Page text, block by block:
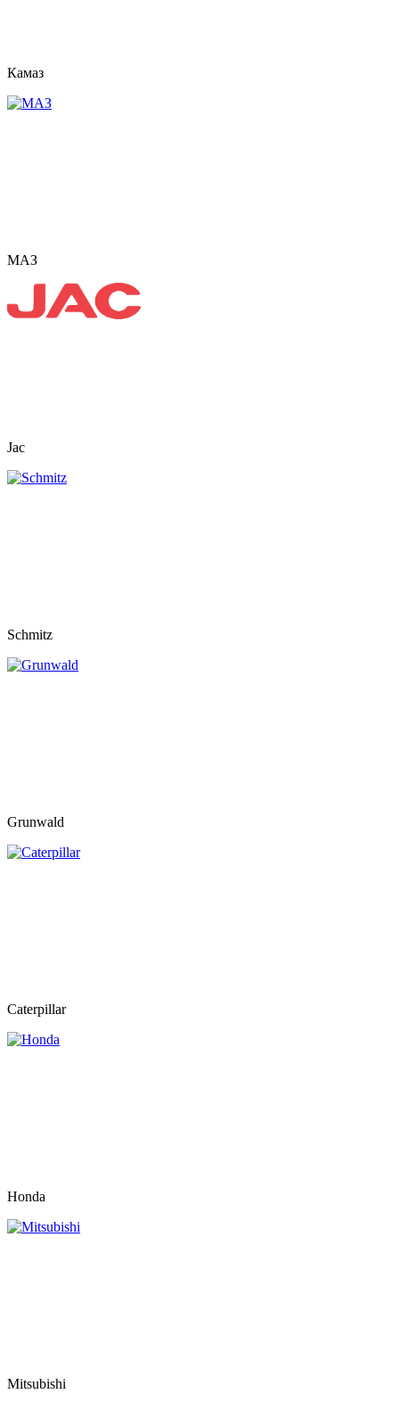
Камаз
МАЗ
Jac
Schmitz
Grunwald
Caterpillar
Honda
Mitsubishi